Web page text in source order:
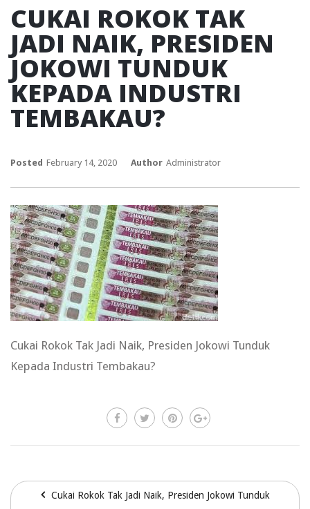
CUKAI ROKOK TAK
JADI NAIK, PRESIDEN
JOKOWI TUNDUK
KEPADA INDUSTRI
TEMBAKAU?
Posted February 14, 2020 Author Administrator
Cukai Rokok Tak Jadi Naik, Presiden Jokowi Tunduk
Kepada Industri Tembakau?
Cukai Rokok Tak Jadi Naik, Presiden Jokowi Tunduk